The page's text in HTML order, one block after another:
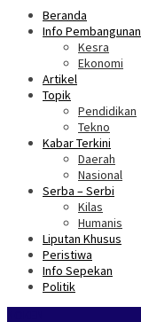
Beranda
Info Pembangunan
Kesra
Ekonomi
Artikel
Topik
Pendidikan
Tekno
Kabar Terkini
Daerah
Nasional
Serba – Serbi
Kilas
Humanis
Liputan Khusus
Peristiwa
Info Sepekan
Politik